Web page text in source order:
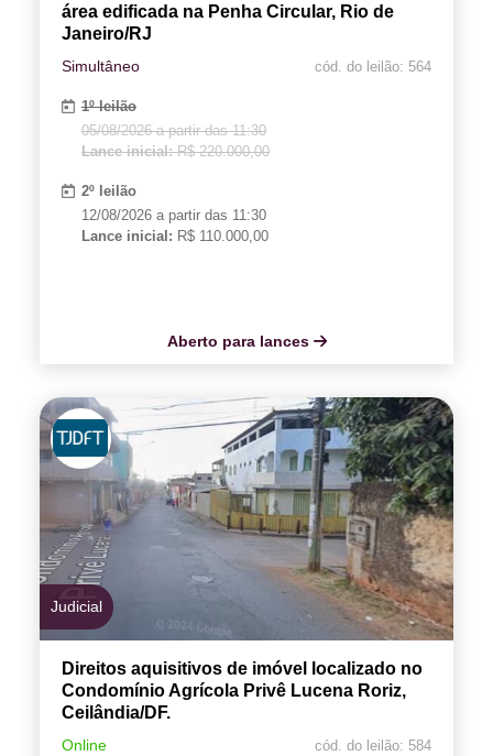
área edificada na Penha Circular, Rio de
Janeiro/RJ
Simultâneo cód. do leilão: 564
1º leilão
05/08/2026 a partir das 11:30
Lance inicial:R$ 220.000,00
2º leilão
12/08/2026 a partir das 11:30
Lance inicial: R$ 110.000,00
Aberto para lances
Judicial
Direitos aquisitivos de imóvel localizado no
Condomínio Agrícola Privê Lucena Roriz,
Ceilândia/DF.
Online cód. do leilão: 584